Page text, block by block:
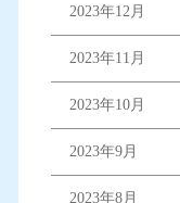
2023年12月
2023年11月
2023年10月
2023年9月
2023年8月